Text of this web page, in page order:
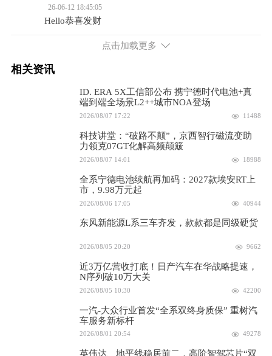
26-06-12 18:45:05
Hello恭喜发财
点击加载更多
相关资讯
ID. ERA 5X工信部公布 携宁德时代电池+真
端到端全场景L2++城市NOA登场
2026/08/07 17:22 11488
科技讲堂：“破路不颠”，京西智行磁流变助
力领克07GT化解高频颠簸
2026/08/07 14:01 18988
全系宁德电池续航再加码：2027款埃安RT上
市，9.98万元起
2026/08/06 17:05 40944
东风新能源L系三车齐发，款款都是同级硬货
2026/08/05 20:20 9662
近3万亿营收打底！日产汽车在华战略提速，
N序列破10万大关
2026/08/05 10:30 42200
一汽-大众行业首发“全系双终身质保” 重树汽
车服务新标杆
2026/08/01 20:54 49278
英伟达、地平线稳居前二，高阶智驾芯片“双